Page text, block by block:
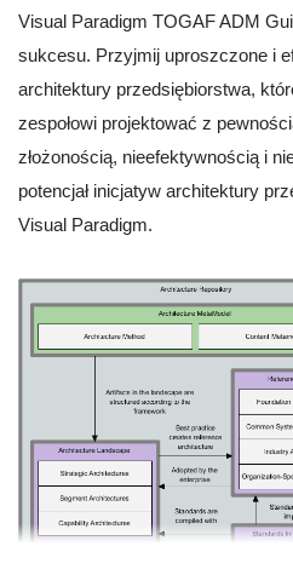
Visual Paradigm TOGAF ADM
sukcesu. Przyjmij uproszczone i
architektury przedsiębiorstwa,
zespołowi projektować z
złożonością, nieefektywnością i
potencjał inicjatyw architektury
Visual Paradigm.